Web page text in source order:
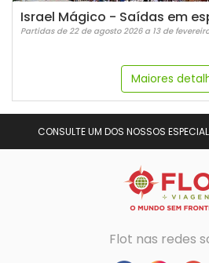
Partidas de 22 de agosto 2026 a 13 de
Maiores
CONSULTE UM DOS NOSSOS
Flot nas redes